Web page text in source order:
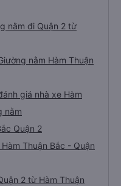
nằm đi Quận 2 từ
nằm Hàm Thuận
giá nhà xe Hàm
nằm
Quận 2
Thuận Bắc - Quận
2 từ Hàm Thuận